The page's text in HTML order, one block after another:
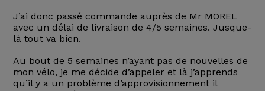
J’ai donc passé commande auprès de Mr MOREL
avec un délai de livraison de 4/5 semaines. Jusque-
là tout va bien.
Au bout de 5 semaines n’ayant pas de nouvelles de
mon vélo, je me décide d’appeler et là j’apprends
qu’il y a un problème d’approvisionnement il